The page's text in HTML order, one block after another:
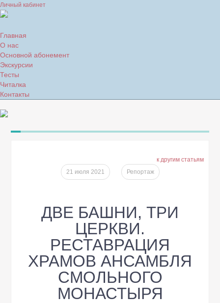
Личный кабинет
Главная
О нас
Основной абонемент
Экскурсии
Тесты
Читалка
Контакты
к другим статьям
21 июля 2021
Репортаж
ДВЕ БАШНИ, ТРИ
ЦЕРКВИ.
РЕСТАВРАЦИЯ
ХРАМОВ АНСАМБЛЯ
СМОЛЬНОГО
МОНАСТЫРЯ